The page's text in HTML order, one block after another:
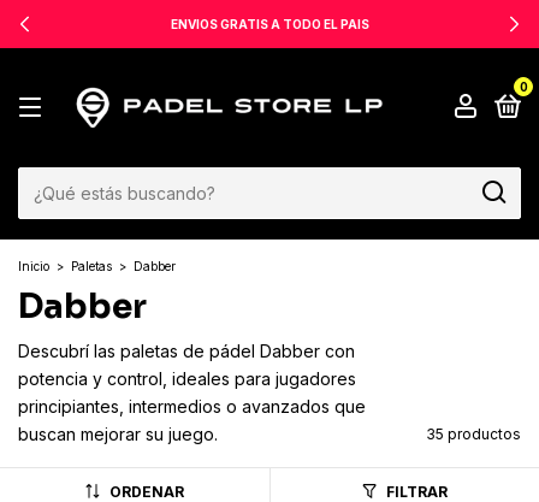
ENVIOS GRATIS A TODO EL PAIS
0
Inicio > Paletas > Dabber
Dabber
Descubrí las paletas de pádel Dabber con
potencia y control, ideales para jugadores
principiantes, intermedios o avanzados que
buscan mejorar su juego.
35 productos
ORDENAR FILTRAR